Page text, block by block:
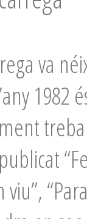
va
viu”,